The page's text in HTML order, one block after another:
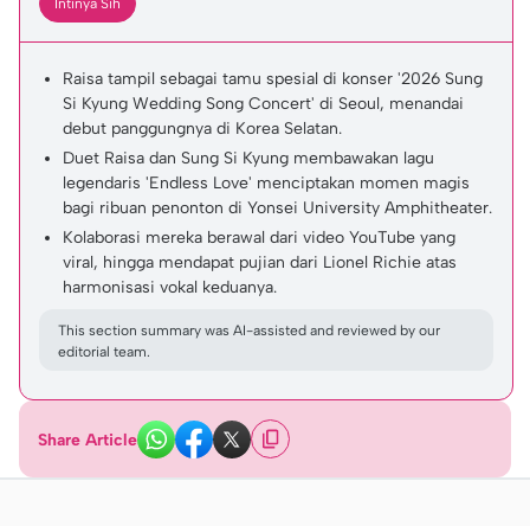
Intinya Sih
Raisa tampil sebagai tamu spesial di konser '2026 Sung
Si Kyung Wedding Song Concert' di Seoul, menandai
debut panggungnya di Korea Selatan.
Duet Raisa dan Sung Si Kyung membawakan lagu
legendaris 'Endless Love' menciptakan momen magis
bagi ribuan penonton di Yonsei University Amphitheater.
Kolaborasi mereka berawal dari video YouTube yang
viral, hingga mendapat pujian dari Lionel Richie atas
harmonisasi vokal keduanya.
This section summary was AI-assisted and reviewed by our
editorial team.
Share Article